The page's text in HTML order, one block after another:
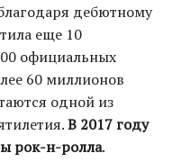
дебютному
еще 10
официальных
60 миллионов
одной из
В 2017 году
рок-н-ролла.